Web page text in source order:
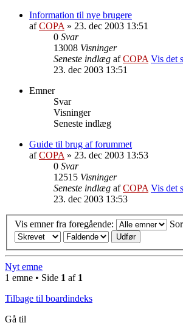
Information til nye brugere
afCOPA » 23. dec 2003 13:51
0 Svar
13008 Visninger
Seneste indlæg afCOPA Vis det
23. dec 2003 13:51
Emner
Svar
Visninger
Seneste indlæg
Guide til brug af forummet
afCOPA » 23. dec 2003 13:53
0 Svar
12515 Visninger
Seneste indlæg afCOPA Vis det
23. dec 2003 13:53
Vis emner fra foregående:
Nyt emne
1 emne • Side 1 af 1
Tilbage til boardindeks
Gå til